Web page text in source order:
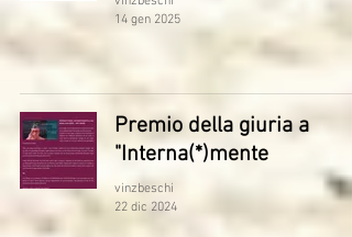
14 gen 2025
Premio della giuria a
"Interna(*)mente
vinzbeschi
22 dic 2024